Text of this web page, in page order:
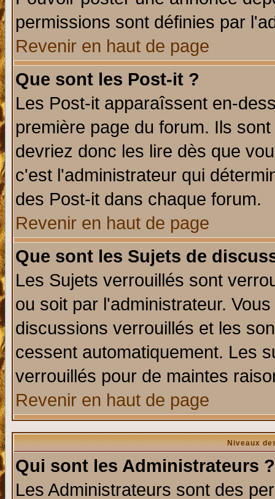
permissions sont définies par
Revenir en haut de page
Que sont les Post-it ?
Les Post-it apparaîssent en-
première page du forum. Ils
devriez donc les lire dès que
c'est l'administrateur qui
des Post-it dans chaque forum.
Revenir en haut de page
Que sont les Sujets de
Les Sujets verrouillés sont
ou soit par l'administrateur.
discussions verrouillés et les
cessent automatiquement. Les
verrouillés pour de maintes
Revenir en haut de page
Niveaux
Qui sont les Administrateurs ?
Les Administrateurs sont des